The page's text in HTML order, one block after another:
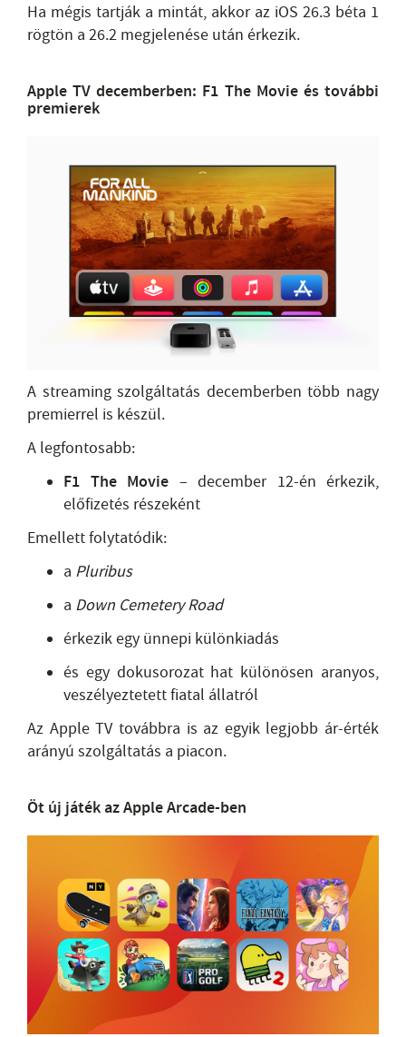
Ha mégis tartják a mintát, akkor az iOS 26.3 béta 1
rögtön a 26.2 megjelenése után érkezik.
Apple TV decemberben: F1 The Movie és további
premierek
A streaming szolgáltatás decemberben több nagy
premierrel is készül.
A legfontosabb:
F1 The Movie – december 12-én érkezik,
előfizetés részeként
Emellett folytatódik:
a Pluribus
a Down Cemetery Road
érkezik egy ünnepi különkiadás
és egy dokusorozat hat különösen aranyos,
veszélyeztetett fiatal állatról
Az Apple TV továbbra is az egyik legjobb ár-érték
arányú szolgáltatás a piacon.
Öt új játék az Apple Arcade-ben